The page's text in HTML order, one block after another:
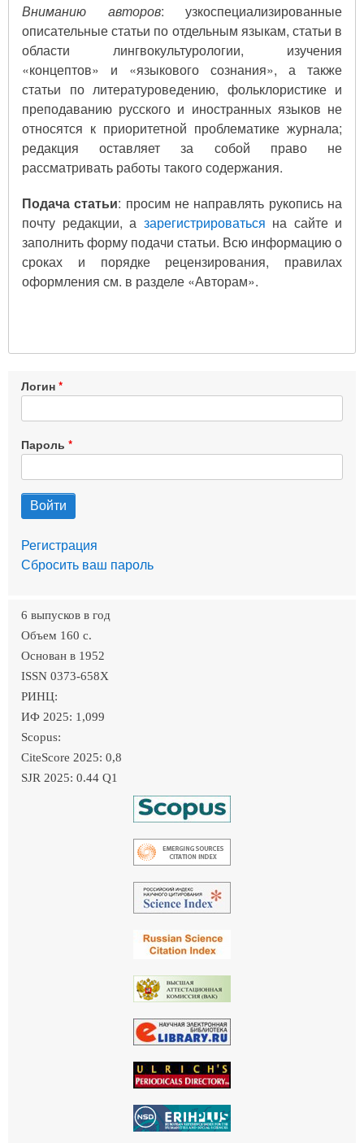
Вниманию авторов: узкоспециализированные
описательные статьи по отдельным языкам, статьи в
области лингвокультурологии, изучения
«концептов» и «языкового сознания», а также
статьи по литературоведению, фольклористике и
преподаванию русского и иностранных языков не
относятся к приоритетной проблематике журнала;
редакция оставляет за собой право не
рассматривать работы такого содержания.
Подача статьи: просим не направлять рукопись на
почту редакции, а зарегистрироваться на сайте и
заполнить форму подачи статьи. Всю информацию о
сроках и порядке рецензирования, правилах
оформления см. в разделе «Авторам».
Логин
Пароль
Регистрация
Сбросить ваш пароль
6 выпусков в год
Объем 160 c.
Основан в 1952
ISSN 0373-658X
РИНЦ:
ИФ 2025: 1,099
Scopus:
CiteScore 2025: 0,8
SJR 2025: 0.44 Q1